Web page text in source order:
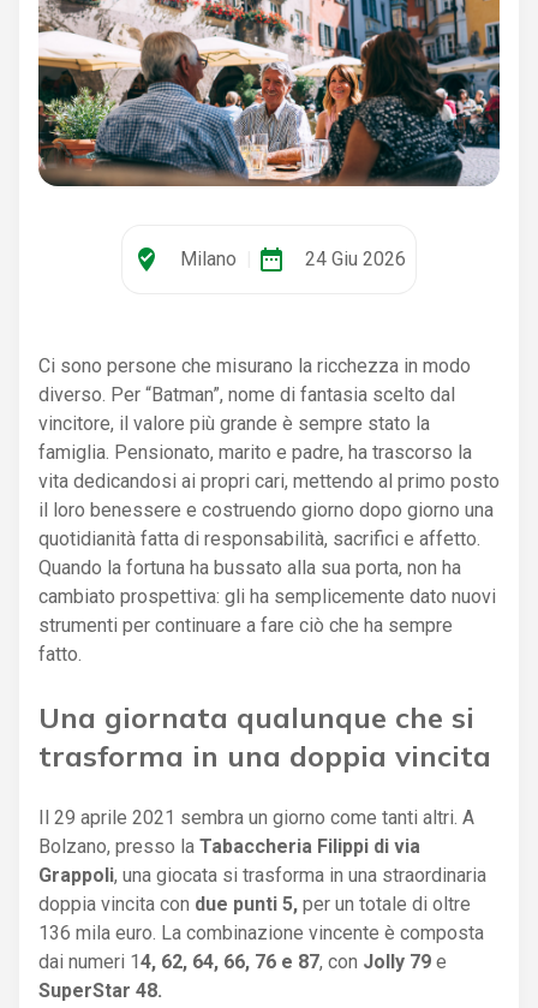
where_to_vote Milano date_range 24 Giu 2026
Ci sono persone che misurano la ricchezza in modo
diverso. Per “Batman”, nome di fantasia scelto dal
vincitore, il valore più grande è sempre stato la
famiglia. Pensionato, marito e padre, ha trascorso la
vita dedicandosi ai propri cari, mettendo al primo posto
il loro benessere e costruendo giorno dopo giorno una
quotidianità fatta di responsabilità, sacrifici e affetto.
Quando la fortuna ha bussato alla sua porta, non ha
cambiato prospettiva: gli ha semplicemente dato nuovi
strumenti per continuare a fare ciò che ha sempre
fatto.
Una giornata qualunque che si
trasforma in una doppia vincita
Il 29 aprile 2021 sembra un giorno come tanti altri. A
Bolzano, presso la Tabaccheria Filippi di via
Grappoli, una giocata si trasforma in una straordinaria
doppia vincita con due punti 5, per un totale di oltre
136 mila euro. La combinazione vincente è composta
dai numeri 14, 62, 64, 66, 76 e 87, con Jolly 79 e
SuperStar 48.